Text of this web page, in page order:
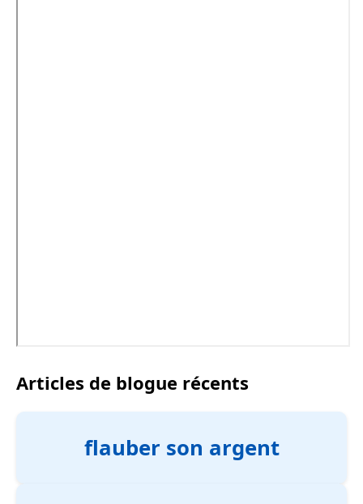
Articles de blogue récents
flauber son argent